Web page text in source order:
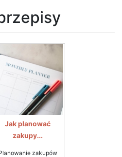
Jak planować
zakupy...
zakupów